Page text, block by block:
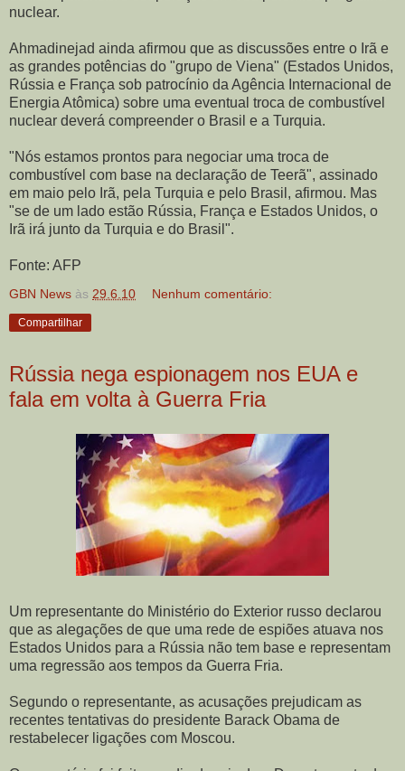
nuclear.
Ahmadinejad ainda afirmou que as discussões entre o Irã e
as grandes potências do "grupo de Viena" (Estados Unidos,
Rússia e França sob patrocínio da Agência Internacional de
Energia Atômica) sobre uma eventual troca de combustível
nuclear deverá compreender o Brasil e a Turquia.
"Nós estamos prontos para negociar uma troca de
combustível com base na declaração de Teerã", assinado
em maio pelo Irã, pela Turquia e pelo Brasil, afirmou. Mas
"se de um lado estão Rússia, França e Estados Unidos, o
Irã irá junto da Turquia e do Brasil".
Fonte: AFP
GBN News às 29.6.10 Nenhum comentário:
Compartilhar
Rússia nega espionagem nos EUA e
fala em volta à Guerra Fria
Um representante do Ministério do Exterior russo declarou
que as alegações de que uma rede de espiões atuava nos
Estados Unidos para a Rússia não tem base e representam
uma regressão aos tempos da Guerra Fria.
Segundo o representante, as acusações prejudicam as
recentes tentativas do presidente Barack Obama de
restabelecer ligações com Moscou.